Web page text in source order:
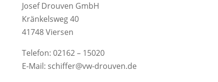
Josef Drouven GmbH
Kränkelsweg 40
41748 Viersen
Telefon: 02162 – 15020
E-Mail: schiffer@vw-drouven.de